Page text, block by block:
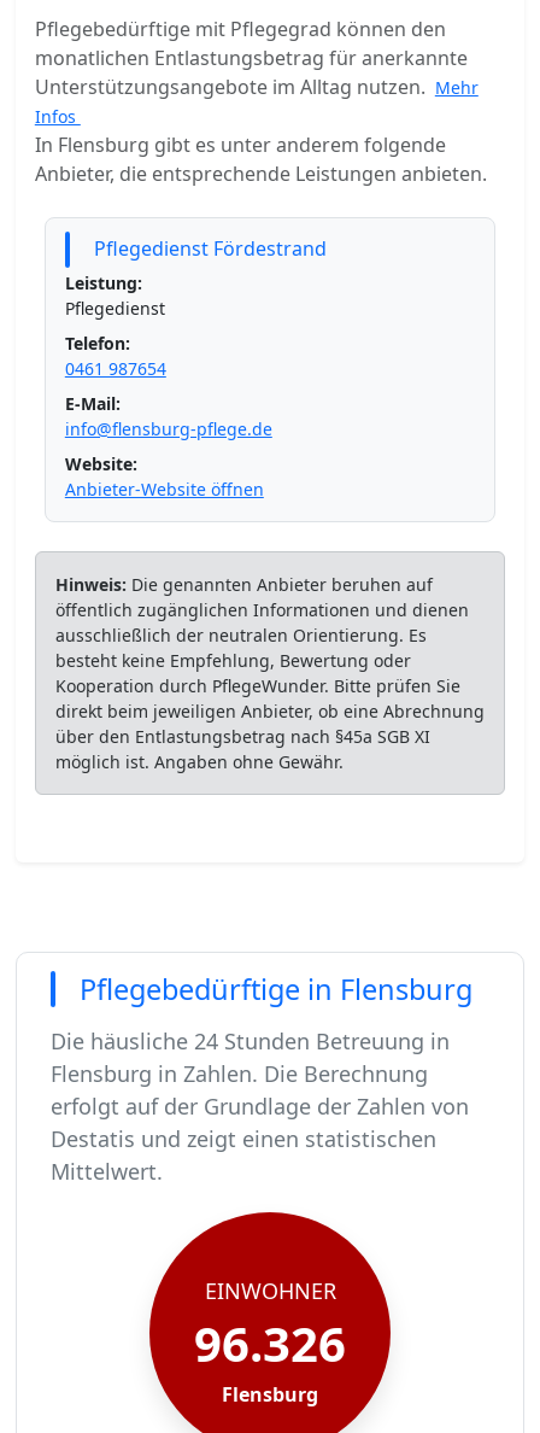
Pflegebedürftige mit Pflegegrad können den
monatlichen Entlastungsbetrag für anerkannte
Unterstützungsangebote im Alltag nutzen. Mehr
Infos
In Flensburg gibt es unter anderem folgende
Anbieter, die entsprechende Leistungen anbieten.
Pflegedienst Fördestrand
Leistung:
Pflegedienst
Telefon:
0461 987654
E-Mail:
info@flensburg-pflege.de
Website:
Anbieter-Website öffnen
Hinweis: Die genannten Anbieter beruhen auf
öffentlich zugänglichen Informationen und dienen
ausschließlich der neutralen Orientierung. Es
besteht keine Empfehlung, Bewertung oder
Kooperation durch PflegeWunder. Bitte prüfen Sie
direkt beim jeweiligen Anbieter, ob eine Abrechnung
über den Entlastungsbetrag nach §45a SGB XI
möglich ist. Angaben ohne Gewähr.
Pflegebedürftige in Flensburg
Die häusliche 24 Stunden Betreuung in
Flensburg in Zahlen. Die Berechnung
erfolgt auf der Grundlage der Zahlen von
Destatis und zeigt einen statistischen
Mittelwert.
In Flensburg leben rund 96326 Menschen.
Von diesen 96326 Einwohnern sind rund 5876
Ca. 940 dieser pflegebedürftigen Menschen
Der Großteil der Pflegebedürftigen in
EINWOHNER
96.326
Flensburg